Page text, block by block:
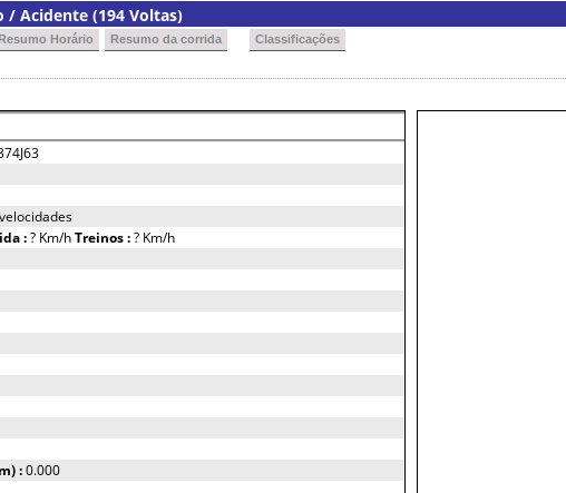
/ Acidente (194 Voltas)
Horário Resumo da corrida Classificações
:? Km/hTreinos :? Km/h
:0.000